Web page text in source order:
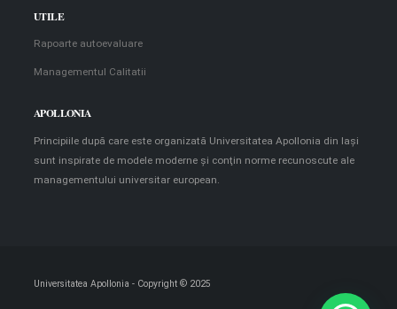
UTILE
Rapoarte autoevaluare
Managementul Calitatii
APOLLONIA
Principiile după care este organizată Universitatea Apollonia din Iaşi
sunt inspirate de modele moderne şi conţin norme recunoscute ale
managementului universitar european.
Universitatea Apollonia - Copyright © 2025